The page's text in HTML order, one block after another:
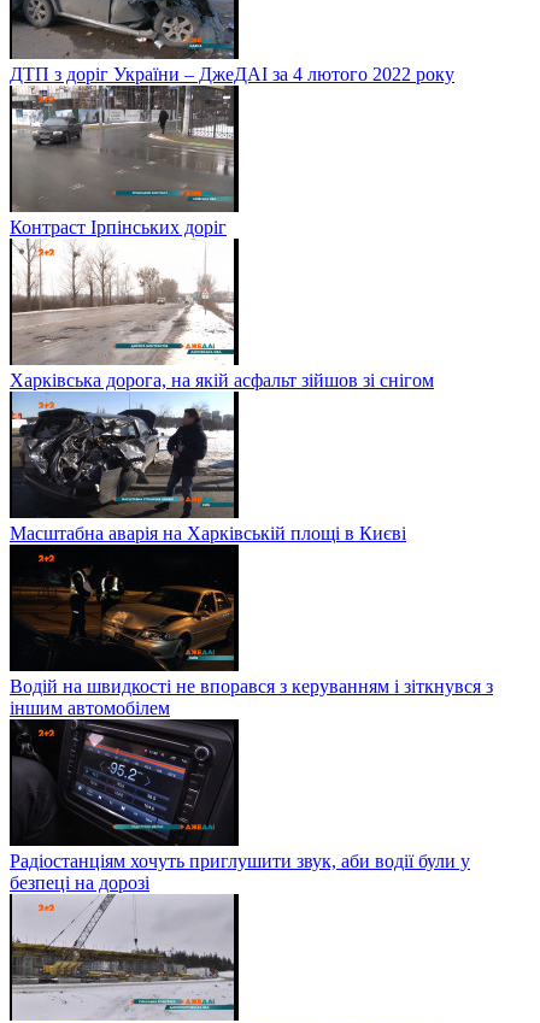
ДТП з доріг України – ДжеДАІ за 4 лютого 2022 року
Контраст Ірпінських доріг
Харківська дорога, на якій асфальт зійшов зі снігом
Масштабна аварія на Харківській площі в Києві
Водій на швидкості не впорався з керуванням і зіткнувся з
іншим автомобілем
Радіостанціям хочуть приглушити звук, аби водії були у
безпеці на дорозі